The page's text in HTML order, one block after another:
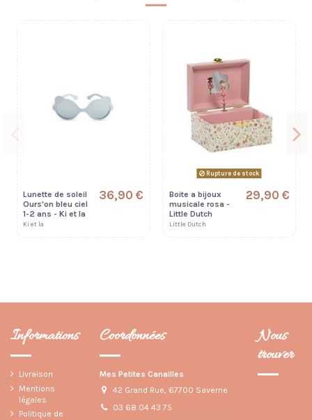
Lunette de soleil
Ours'on bleu ciel
1-2 ans - Ki et la
Ki et la
36,90 €
Rupture de stock
Boite a bijoux
musicale rosa -
Little Dutch
Little Dutch
29,90 €
Informations
Livraison
Mentions
légales
Politique de
Coordonnées
Mes Petites Canailles
42 Grand Rue, 67700 Saverne
03 68 04 43 75
Nous
trouver